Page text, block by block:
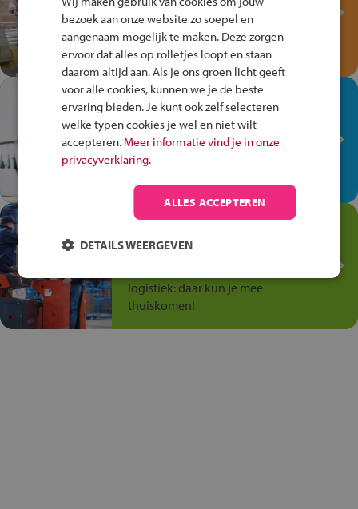
Verkeersspel!
Speel het Fiets Veilig Verkeersspel
en win een Cortina-fiets!
In de winkel ben je op je
plek!
Ontdek via het vmbo jouw talent
op de winkelvloer, waar elke dag
Jouw talent in de
Transport en Logistiek
logistiek: daar kun je mee
thuiskomen!
bezoek aan onze website zo soepel en
aangenaam mogelijk te maken. Deze zorgen
ervoor dat alles op rolletjes loopt en staan
daarom altijd aan. Als je ons groen licht geeft
voor alle cookies, kunnen we je de beste
ervaring bieden. Je kunt ook zelf selecteren
welke typen cookies je wel en niet wilt
accepteren. Meer informatie vind je in onze
privacyverklaring.
ALLES ACCEPTEREN
DETAILS WEERGEVEN